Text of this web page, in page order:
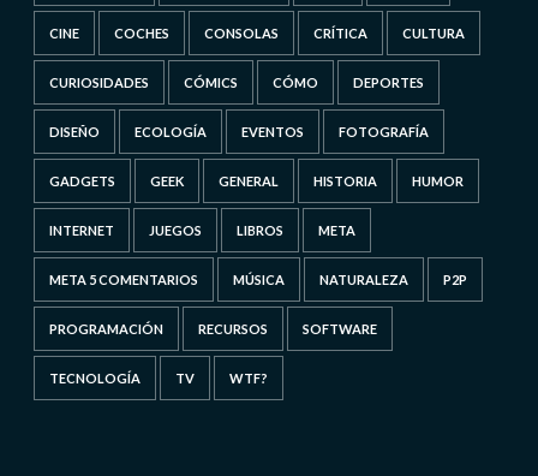
CINE COCHES CONSOLAS CRÍTICA CULTURA
CURIOSIDADES CÓMICS CÓMO DEPORTES
DISEÑO ECOLOGÍA EVENTOS FOTOGRAFÍA
GADGETS GEEK GENERAL HISTORIA HUMOR
INTERNET JUEGOS LIBROS META
META 5 COMENTARIOS MÚSICA NATURALEZA P2P
PROGRAMACIÓN RECURSOS SOFTWARE
TECNOLOGÍA TV WTF?